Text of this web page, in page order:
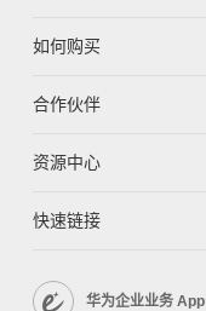
如何购买
合作伙伴
资源中心
快速链接
华为企业业务 App